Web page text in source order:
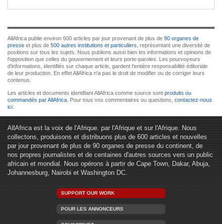
AllAfrica publie environ 600 articles par jour provenant de plus de 90 organes de
presse et plus de 500 autres institutions et particuliers , représentant une diversité de
positions sur tous les sujets. Nous publions aussi bien les informations et opinions de
l'opposition que celles du gouvernement et leurs porte-paroles. Les pourvoyeurs
d'informations, identifiés sur chaque article, gardent l'entière responsabilité éditoriale
de leur production. En effet AllAfrica n'a pas le droit de modifier ou de corriger leurs
contenus.
Les articles et documents identifiant AllAfrica comme source sont produits ou
commandés par AllAfrica . Pour tous vos commentaires ou questions, contactez-nous
ici
AllAfrica est la voix de l'Afrique. par l'Afrique et sur l'Afrique. Nous
collectons, produisons et distribuons plus de 600 articles et nouvelles
par jour provenant de plus de 90 organes de presse du continent, de
nos propres journalistes et de centaines d'autres sources vers un public
africain et mondial. Nous opérons à partir de Cape Town, Dakar, Abuja,
Johannesburg, Nairobi et Washington DC.
SUPPORT OUR WORK
POUR LES ANNONCEURS